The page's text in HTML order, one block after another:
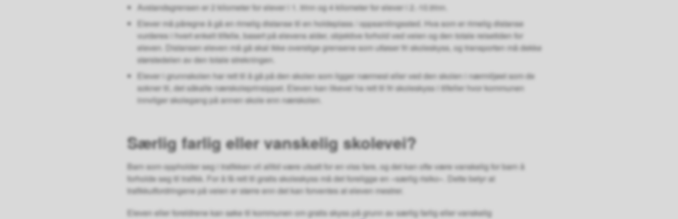
Avstandsgrensen er 2 kilometer for elever i 1. trinn og 4 kilometer for elever i 2.-10.trinn.
Elever må påregne å gå en rimelig distanse til en holdeplass / oppsamlingssted. Hva som er rimelig distanse
vurderes i hvert enkelt tilfelle, basert på elevens alder, objektive forhold ved veien og den totale reisetiden for
eleven. Distansen eleven må gå skal ikke overstige grensene som utløser fri skoleskyss, og transporten må dekke
størstedelen av den totale strekningen.
Elever i grunnskolen har rett til å gå på den skolen som ligger nærmest eller ved den skolen i nærmiljøet som de
sokner til, det såkalte nærskoleprinsippet. Eleven kan likevel ha rett til fri skoleskyss i tilfeller hvor kommunen
innvilger skolegang på annen skole enn nærskolen.
Særlig farlig eller vanskelig skolevei?
Barn som oppholder seg i trafikken vil alltid være utsatt for en viss fare, og det kan ofte være vanskelig for barn å
forholde seg til trafikk. For å få rett til gratis skoleskyss må det foreligge en «særlig risiko». Dette betyr at
trafikkutfordringene på veien er større enn det kan forventes at eleven mestrer.
Eleven eller foreldrene kan søke til kommunen om gratis skyss på grunn av særlig farlig eller vanskelig